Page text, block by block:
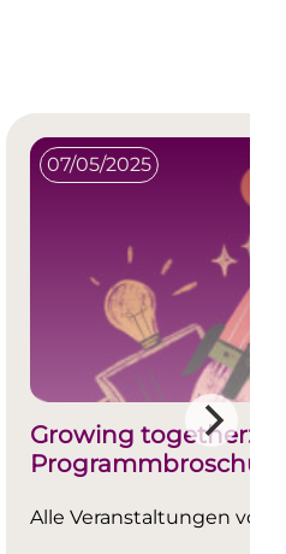
07/05/2025
Growing together:
Alle Veranstaltungen von